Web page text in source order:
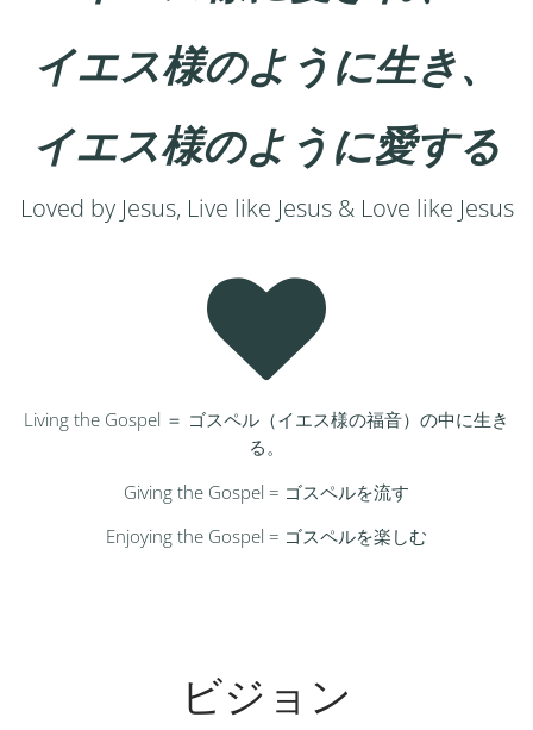
イエス様のように生き、
イエス様のように愛する
Loved by Jesus, Live like Jesus & Love like Jesus
Living the Gospel ＝ ゴスペル（イエス様の福音）の中に生き
る。
Giving the Gospel = ゴスペルを流す
Enjoying the Gospel = ゴスペルを楽しむ
ビジョン